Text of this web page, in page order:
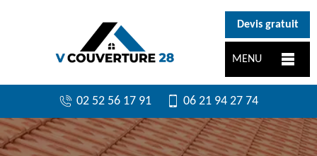
Devis gratuit
MENU
02 52 56 17 91 06 21 94 27 74